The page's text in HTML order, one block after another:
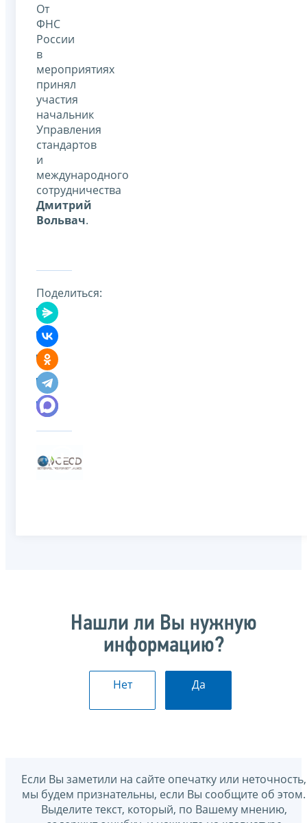
От
ФНС
России
в
мероприятиях
принял
участия
начальник
Управления
стандартов
и
международного
сотрудничества
Дмитрий
Вольвач.
Поделиться:
Нашли ли Вы нужную
информацию?
Нет Да
Если Вы заметили на сайте опечатку или неточность,
мы будем признательны, если Вы сообщите об этом.
Выделите текст, который, по Вашему мнению,